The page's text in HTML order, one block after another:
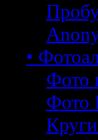
•
Фото